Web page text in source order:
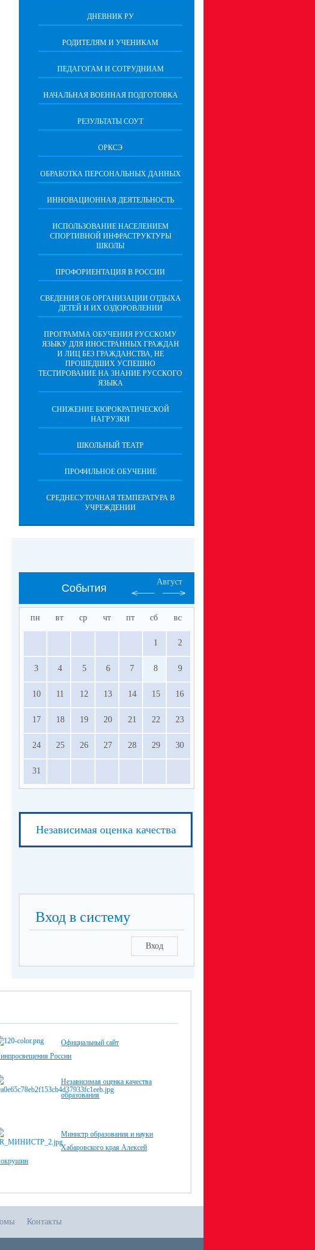
ДНЕВНИК РУ
РОДИТЕЛЯМ И УЧЕНИКАМ
ПЕДАГОГАМ И СОТРУДНИАМ
НАЧАЛЬНАЯ ВОЕННАЯ ПОДГОТОВКА
РЕЗУЛЬТАТЫ СОУТ
ОРКСЭ
ОБРАБОТКА ПЕРСОНАЛЬНЫХ ДАННЫХ
ИННОВАЦИОННАЯ ДЕЯТЕЛЬНОСТЬ
ИСПОЛЬЗОВАНИЕ НАСЕЛЕНИЕМ
СПОРТИВНОЙ ИНФРАСТРУКТУРЫ
ШКОЛЫ
ПРОФОРИЕНТАЦИЯ В РОССИИ
СВЕДЕНИЯ ОБ ОРГАНИЗАЦИИ ОТДЫХА
ДЕТЕЙ И ИХ ОЗДОРОВЛЕНИИ
ПРОГРАММА ОБУЧЕНИЯ РУССКОМУ
ЯЗЫКУ ДЛЯ ИНОСТРАННЫХ ГРАЖДАН
И ЛИЦ БЕЗ ГРАЖДАНСТВА, НЕ
ПРОШЕДШИХ УСПЕШНО
ТЕСТИРОВАНИЕ НА ЗНАНИЕ РУССКОГО
ЯЗЫКА
СНИЖЕНИЕ БЮРОКРАТИЧЕСКОЙ
НАГРУЗКИ
ШКОЛЬНЫЙ ТЕАТР
ПРОФИЛЬНОЕ ОБУЧЕНИЕ
СРЕДНЕСУТОЧНАЯ ТЕМПЕРАТУРА В
УЧРЕЖДЕНИИ
События
Август
пн вт ср чт пт сб вс
1 2
3 4 5 6 7 8 9
10 11 12 13 14 15 16
17 18 19 20 21 22 23
24 25 26 27 28 29 30
31
Независимая оценка качества
Вход в систему
Вход
Официальный сайт
России
Независимая оценка качества
образования
Министр образования и науки
Хабаровского края Алексей
Контакты